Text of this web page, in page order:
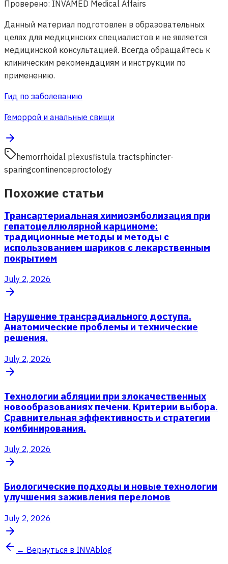
Проверено: INVAMED Medical Affairs
Данный материал подготовлен в образовательных
целях для медицинских специалистов и не является
медицинской консультацией. Всегда обращайтесь к
клиническим рекомендациям и инструкции по
применению.
Гид по заболеванию
Геморрой и анальные свищи
hemorrhoidal plexusfistula tractsphincter-
sparingcontinenceproctology
Похожие статьи
Трансартериальная химиоэмболизация при
гепатоцеллюлярной карциноме:
традиционные методы и методы с
использованием шариков с лекарственным
покрытием
July 2, 2026
Нарушение трансрадиального доступа.
Анатомические проблемы и технические
решения.
July 2, 2026
Технологии абляции при злокачественных
новообразованиях печени. Критерии выбора.
Сравнительная эффективность и стратегии
комбинирования.
July 2, 2026
Биологические подходы и новые технологии
улучшения заживления переломов
July 2, 2026
← Вернуться в INVAblog